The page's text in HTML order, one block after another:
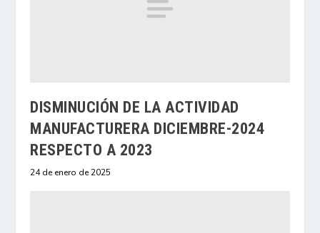
DISMINUCIÓN DE LA ACTIVIDAD
MANUFACTURERA DICIEMBRE-2024
RESPECTO A 2023
24 de enero de 2025